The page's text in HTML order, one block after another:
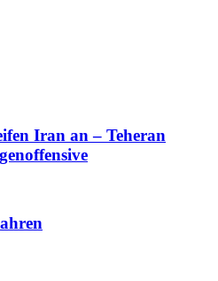
Iran an – Teheran